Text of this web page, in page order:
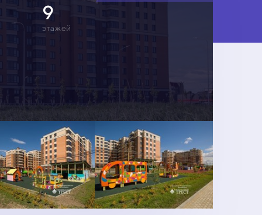
9
этажей